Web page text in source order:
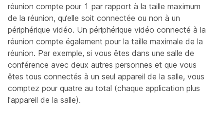
réunion compte pour 1 par rapport à la taille maximum
de la réunion, qu’elle soit connectée ou non à un
périphérique vidéo. Un périphérique vidéo connecté à la
réunion compte également pour la taille maximale de la
réunion. Par exemple, si vous êtes dans une salle de
conférence avec deux autres personnes et que vous
êtes tous connectés à un seul appareil de la salle, vous
comptez pour quatre au total (chaque application plus
l'appareil de la salle).